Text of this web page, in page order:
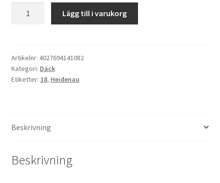
62R
K60
RANGER
Lägg till i varukorg
Artikelnr: 4027694141082
Kategori: Däck
Etiketter: 18, Heidenau
Beskrivning
Beskrivning